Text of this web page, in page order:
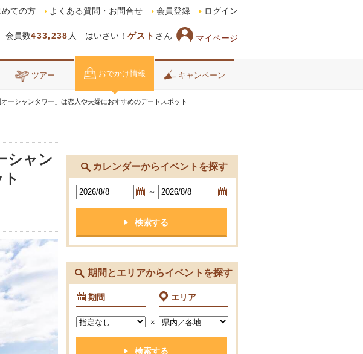
会員数433,238 人 はいさい！ ゲスト さん マイページ
めての方 よくある質問・お問合せ 会員登録 ログイン
ツアー おでかけ情報 キャンペーン
ーシャンタワー」は恋人や夫婦におすすめのデートスポット
カレンダーからイベントを探す
～
期間とエリアからイベントを探す
期間
×
エリア
シャン